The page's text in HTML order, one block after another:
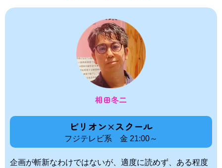
相田冬二
ビリオン×スクール
フジテレビ系 金 21:00～
企画が斬新なわけではないが、適度に読めず、ある程度